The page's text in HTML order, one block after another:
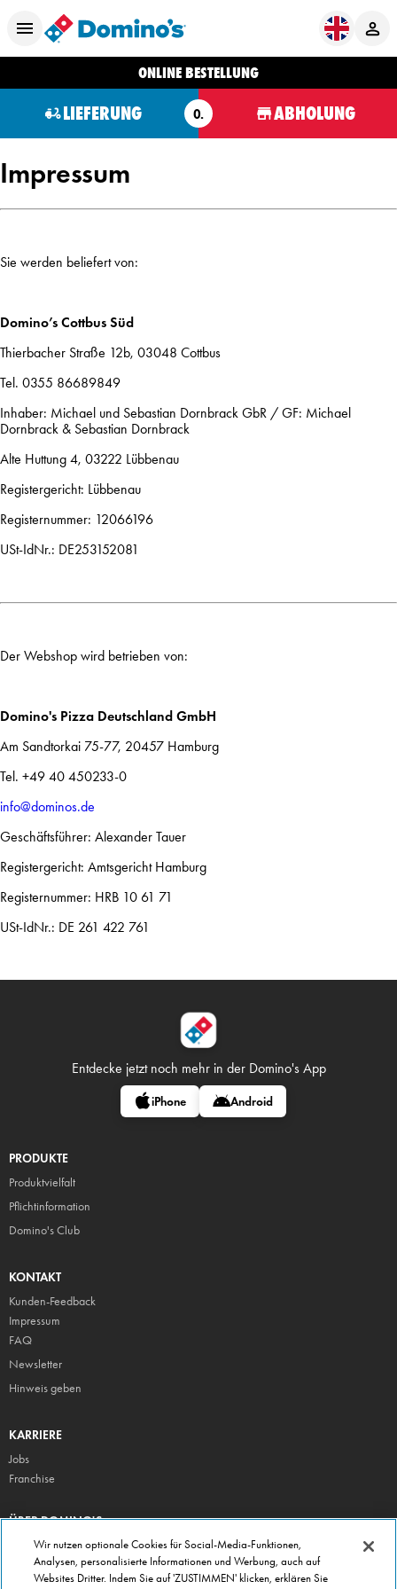
ONLINE BESTELLUNG
LIEFERUNG O. ABHOLUNG
Impressum
Sie werden beliefert von:
Domino’s Cottbus Süd
Thierbacher Straße 12b, 03048 Cottbus
Tel. 0355 86689849
Inhaber: Michael und Sebastian Dornbrack GbR / GF: Michael
Dornbrack & Sebastian Dornbrack
Alte Huttung 4, 03222 Lübbenau
Registergericht: Lübbenau
Registernummer: 12066196
USt-IdNr.: DE253152081
Der Webshop wird betrieben von:
Domino's Pizza Deutschland GmbH
Am Sandtorkai 75-77, 20457 Hamburg
Tel. +49 40 450233-0
info@dominos.de
Geschäftsführer: Alexander Tauer
Registergericht: Amtsgericht Hamburg
Registernummer: HRB 10 61 71
USt-IdNr.: DE 261 422 761
Entdecke jetzt noch mehr in der Domino's App
iPhone Android
PRODUKTE
Produktvielfalt
Pflichtinformation
Domino's Club
KONTAKT
Kunden-Feedback
Impressum
FAQ
Newsletter
Hinweis geben
KARRIERE
Jobs
Franchise
ÜBER DOMINO'S
Storesuche
Presse
Wir nutzen optionale Cookies für Social-Media-Funktionen,
Analysen, personalisierte Informationen und Werbung, auch auf
Websites Dritter. Indem Sie auf 'ZUSTIMMEN' klicken, erklären Sie